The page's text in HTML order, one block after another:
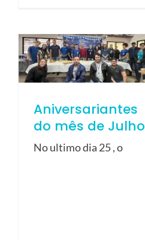
Aniversariantes
do mês de Julho
No ultimo dia 25 , o